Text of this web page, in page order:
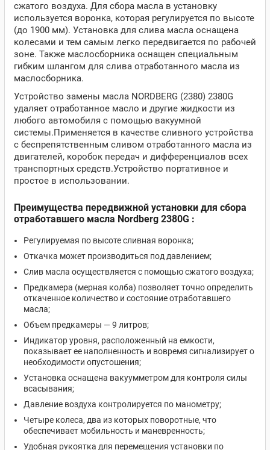
сжатого воздуха. Для сбора масла в установку
используется воронка, которая регулируется по высоте
(до 1900 мм). Установка для слива масла оснащена
колесами и тем самым легко передвигается по рабочей
зоне. Также маслосборника оснащен специальным
гибким шлангом для слива отработанного масла из
маслосборника.
Устройство замены масла NORDBERG (2380) 2380G
удаляет отработанное масло и другие жидкости из
любого автомобиля с помощью вакуумной
системы.Применяется в качестве сливного устройства
с беспрепятственным сливом отработанного масла из
двигателей, коробок передач и дифференциалов всех
транспортных средств.Устройство портативное и
простое в использовании.
Преимущества передвижной установки для сбора
отработавшего масла Nordberg 2380G :
Регулируемая по высоте сливная воронка;
Откачка может производиться под давлением;
Слив масла осуществляется с помощью сжатого воздуха;
Предкамера (мерная колба) позволяет точно определить
откаченное количество и состояние отработавшего
масла;
Объем предкамеры — 9 литров;
Индикатор уровня, расположенный на емкости,
показывает ее наполненность и вовремя сигнализирует о
необходимости опустошения;
Установка оснащена вакуумметром для контроля силы
всасывания;
Давление воздуха контролируется по манометру;
Четыре колеса, два из которых поворотные, что
обеспечивает мобильность и маневренность;
Удобная рукоятка для перемещения установки по